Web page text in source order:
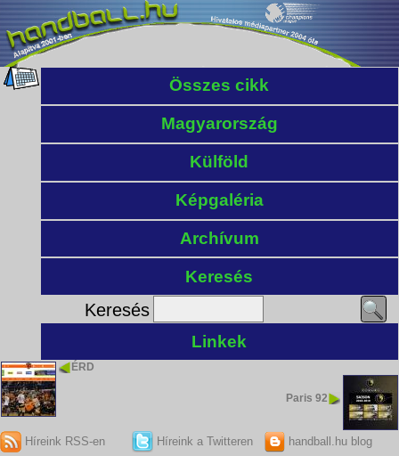
Összes cikk
Magyarország
Külföld
Képgaléria
Archívum
Keresés
Keresés
Linkek
ÉRD
Paris 92
Híreink RSS-en Híreink a Twitteren handball.hu blog